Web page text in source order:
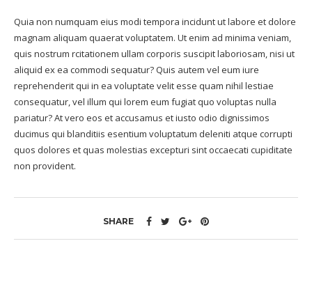
Quia non numquam eius modi tempora incidunt ut labore et dolore
magnam aliquam quaerat voluptatem. Ut enim ad minima veniam,
quis nostrum rcitationem ullam corporis suscipit laboriosam, nisi ut
aliquid ex ea commodi sequatur? Quis autem vel eum iure
reprehenderit qui in ea voluptate velit esse quam nihil lestiae
consequatur, vel illum qui lorem eum fugiat quo voluptas nulla
pariatur? At vero eos et accusamus et iusto odio dignissimos
ducimus qui blanditiis esentium voluptatum deleniti atque corrupti
quos dolores et quas molestias excepturi sint occaecati cupiditate
non provident.
SHARE